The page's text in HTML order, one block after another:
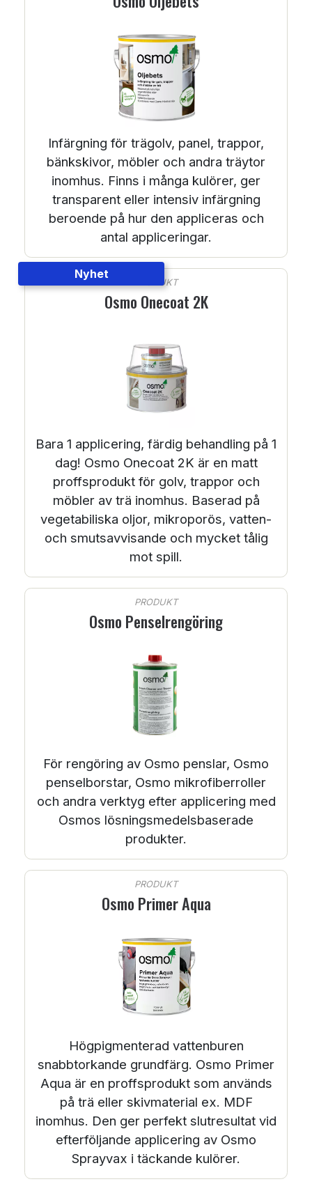
Infärgning för trägolv, panel, trappor,
bänkskivor, möbler och andra träytor
inomhus. Finns i många kulörer, ger
transparent eller intensiv infärgning
beroende på hur den appliceras och
antal appliceringar.
PRODUKT
Nyhet
Osmo Onecoat 2K
Bara 1 applicering, färdig behandling på 1
dag! Osmo Onecoat 2K är en matt
proffsprodukt för golv, trappor och
möbler av trä inomhus. Baserad på
vegetabiliska oljor, mikroporös, vatten-
och smutsavvisande och mycket tålig
mot spill.
PRODUKT
Osmo Penselrengöring
För rengöring av Osmo penslar, Osmo
penselborstar, Osmo mikrofiberroller
och andra verktyg efter applicering med
Osmos lösningsmedelsbaserade
produkter.
PRODUKT
Osmo Primer Aqua
Högpigmenterad vattenburen
snabbtorkande grundfärg. Osmo Primer
Aqua är en proffsprodukt som används
på trä eller skivmaterial ex. MDF
inomhus. Den ger perfekt slutresultat vid
efterföljande applicering av Osmo
Sprayvax i täckande kulörer.